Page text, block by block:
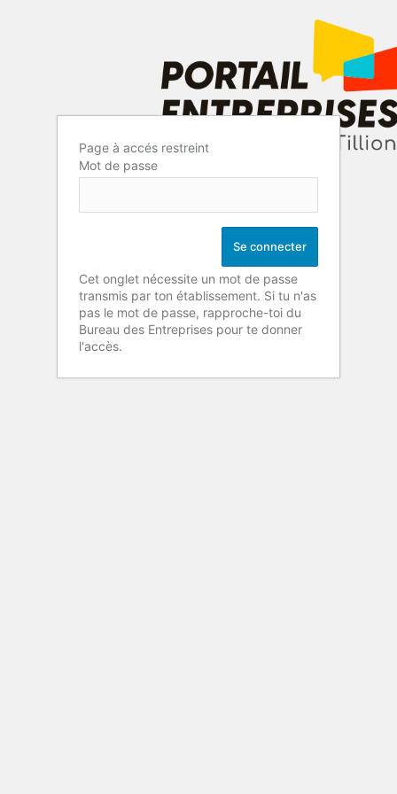
Page à accés restreint
Mot de passe
Cet onglet nécessite un mot de passe
transmis par ton établissement. Si tu n'as
pas le mot de passe, rapproche-toi du
Bureau des Entreprises pour te donner
l'accès.